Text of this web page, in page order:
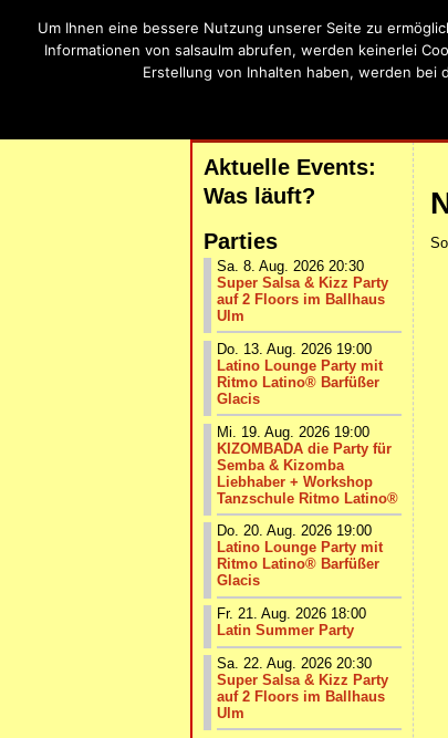
Salsa,
Aktuelle Events:
Was läuft?
Parties
Sa. 8. Aug. 2026 20:30
Super Salsa & Kizz Party
auf 2 Floors im Ballhaus
Ulm
Do. 13. Aug. 2026 19:00
Latino Lounge Party mit
Ritmo Latino® Barfüßer
Glacis
Mi. 19. Aug. 2026 19:00
KIZOMBADA die Party für
Semba & Kizomba
Liebhaber + Workshop
Tanzschule Ritmo Latino®
Do. 20. Aug. 2026 19:00
Latino Lounge Party mit
Ritmo Latino® Barfüßer
Glacis
Fr. 21. Aug. 2026 18:00
Latin Summer Party
Sa. 22. Aug. 2026 20:30
Super Salsa & Kizz Party
auf 2 Floors im Ballhaus
Ulm
Um Ihnen eine bessere Nutzung unserer Seite zu
Informationen von salsaulm abrufen, werden keinerlei
Erstellung von Inhalten haben, werden bei